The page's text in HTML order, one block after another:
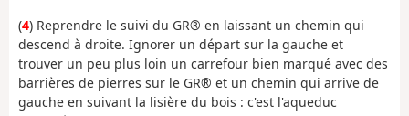
(4) Reprendre le suivi du GR® en laissant un chemin qui
descend à droite. Ignorer un départ sur la gauche et
trouver un peu plus loin un carrefour bien marqué avec des
barrières de pierres sur le GR® et un chemin qui arrive de
gauche en suivant la lisière du bois : c'est l'aqueduc